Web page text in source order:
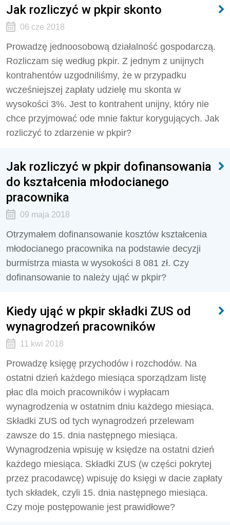
Jak rozliczyć w pkpir skonto
06 cze 2018
Prowadzę jednoosobową działalność gospodarczą.
Rozliczam się według pkpir. Z jednym z unijnych
kontrahentów uzgodniliśmy, że w przypadku
wcześniejszej zapłaty udzielę mu skonta w
wysokości 3%. Jest to kontrahent unijny, który nie
chce przyjmować ode mnie faktur korygujących. Jak
rozliczyć to zdarzenie w pkpir?
Jak rozliczyć w pkpir dofinansowania
do kształcenia młodocianego
pracownika
09 maja 2018
Otrzymałem dofinansowanie kosztów kształcenia
młodocianego pracownika na podstawie decyzji
burmistrza miasta w wysokości 8 081 zł. Czy
dofinansowanie to należy ująć w pkpir?
Kiedy ująć w pkpir składki ZUS od
wynagrodzeń pracowników
11 kwi 2018
Prowadzę księgę przychodów i rozchodów. Na
ostatni dzień każdego miesiąca sporządzam listę
płac dla moich pracowników i wypłacam
wynagrodzenia w ostatnim dniu każdego miesiąca.
Składki ZUS od tych wynagrodzeń przelewam
zawsze do 15. dnia następnego miesiąca.
Wynagrodzenia wpisuję w księdze na ostatni dzień
każdego miesiąca. Składki ZUS (w części pokrytej
przez pracodawcę) wpisuję do księgi w dacie zapłaty
tych składek, czyli 15. dnia następnego miesiąca.
Czy moje postępowanie jest prawidłowe?